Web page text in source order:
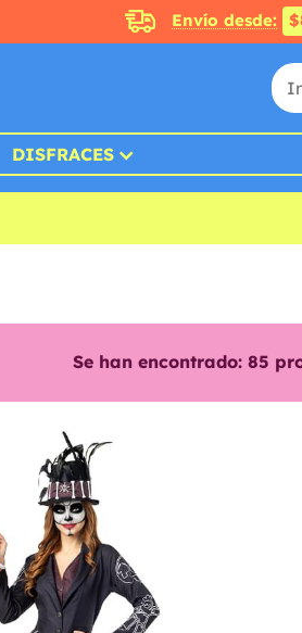
Envío desde:
DISFRACES
Se han encontrado: 85